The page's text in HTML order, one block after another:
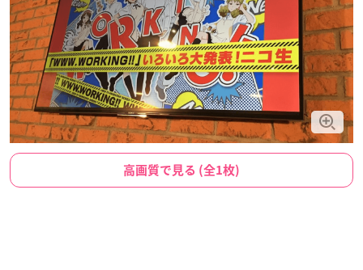
高画質で見る (全1枚)